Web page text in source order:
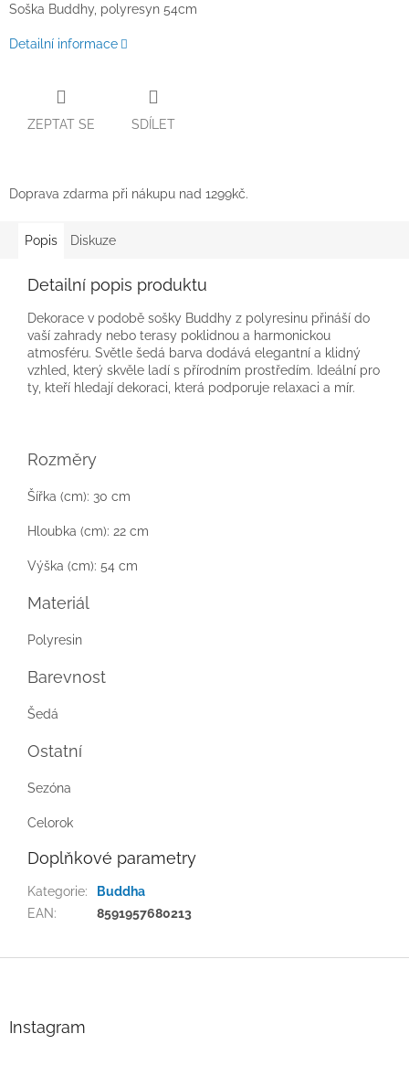
Soška Buddhy, polyresyn 54cm
Detailní informace
ZEPTAT SE SDÍLET
Doprava zdarma při nákupu nad 1299kč.
Popis Diskuze
Detailní popis produktu
Dekorace v podobě sošky Buddhy z polyresinu přináší do
vaší zahrady nebo terasy poklidnou a harmonickou
atmosféru. Světle šedá barva dodává elegantní a klidný
vzhled, který skvěle ladí s přírodním prostředím. Ideální pro
ty, kteří hledají dekoraci, která podporuje relaxaci a mír.
Rozměry
Šířka (cm): 30 cm
Hloubka (cm): 22 cm
Výška (cm): 54 cm
Materiál
Polyresin
Barevnost
Šedá
Ostatní
Sezóna
Celorok
Doplňkové parametry
Kategorie:
Buddha
EAN: 8591957680213
Instagram